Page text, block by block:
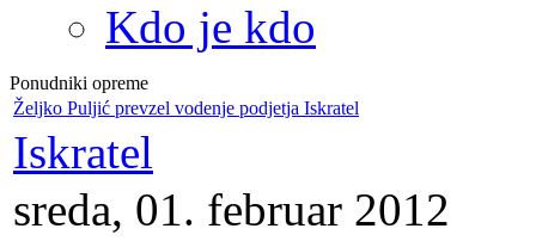
Kdo je kdo
Ponudniki opreme
Željko Puljić prevzel vodenje podjetja Iskratel
Iskratel
sreda, 01. februar 2012